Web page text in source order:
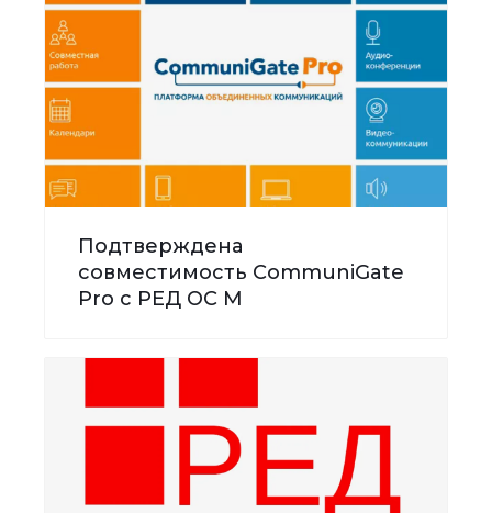
Подтверждена
совместимость CommuniGate
Pro с РЕД ОС М